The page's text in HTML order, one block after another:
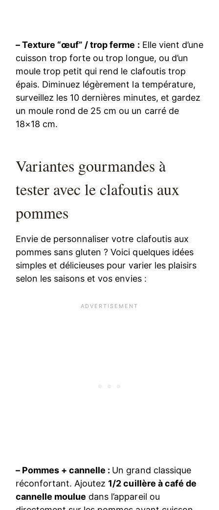
– Texture “œuf” / trop ferme : Elle vient d’une
cuisson trop forte ou trop longue, ou d’un
moule trop petit qui rend le clafoutis trop
épais. Diminuez légèrement la température,
surveillez les 10 dernières minutes, et gardez
un moule rond de 25 cm ou un carré de
18×18 cm.
Variantes gourmandes à
tester avec le clafoutis aux
pommes
Envie de personnaliser votre clafoutis aux
pommes sans gluten ? Voici quelques idées
simples et délicieuses pour varier les plaisirs
selon les saisons et vos envies :
– Pommes + cannelle : Un grand classique
réconfortant. Ajoutez 1/2 cuillère à café de
cannelle moulue dans l’appareil ou